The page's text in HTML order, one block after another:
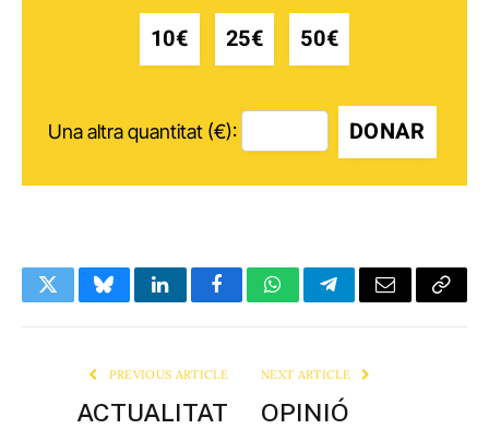
10€ 25€ 50€
Una altra quantitat (€): DONAR
TwitterBlueskyLinkedInFacebookWhatsAppTelegramEmail Copy
PREVIOUS ARTICLE
ACTUALITAT
NEXT ARTICLE
OPINIÓ